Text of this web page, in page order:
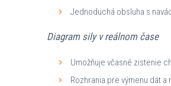
Jednoduchá obsluha s
Diagram sily v reálnom čase
Umožňuje včasné zistenie
Rozhrania pre výmenu dát a